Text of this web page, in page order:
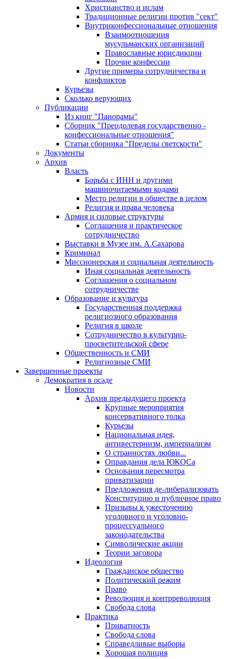
Христианство и ислам
Традиционные религии против "сект"
Внутриконфессиональные отношения
Взаимоотношения
мусульманских организаций
Православные юрисдикции
Прочие конфессии
Другие примеры сотрудничества и
конфликтов
Курьезы
Сколько верующих
Публикации
Из книг "Панорамы"
Сборник "Преодолевая государственно -
конфессиональные отношения"
Статьи сборника "Пределы светскости"
Документы
Архив
Власть
Борьба с ИНН и другими
машиночитаемыми кодами
Место религии в обществе в целом
Религия и права человека
Армия и силовые структуры
Соглашения и практическое
сотрудничество
Выставки в Музее им. А.Сахарова
Криминал
Миссионерская и социальная деятельность
Иная социальная деятельность
Соглашения о социальном
сотрудничестве
Образование и культура
Государственная поддержка
религиозного образования
Религия в школе
Сотрудничество в культурно-
просветительской сфере
Общественность и СМИ
Религиозные СМИ
Завершенные проекты
Демократия в осаде
Новости
Архив предыдущего проекта
Крупные мероприятия
консервативного толка
Курьезы
Национальная идея,
антивестернизм, империализм
О странностях любви...
Оправдания дела ЮКОСа
Основания пересмотра
приватизации
Предложения де-либерализовать
Конституцию и публичное право
Призывы к ужесточению
уголовного и уголовно-
процессуального
законодательства
Символические акции
Теории заговора
Идеология
Гражданское общество
Политический режим
Право
Революция и контрреволюция
Свобода слова
Практика
Приватность
Свобода слова
Справедливые выборы
Хорошая полиция